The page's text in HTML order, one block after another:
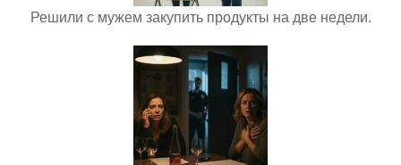
Решили с мужем закупить продукты на две недели.